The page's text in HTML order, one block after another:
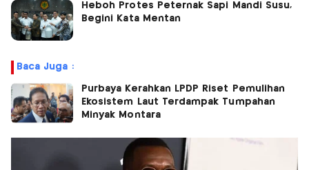
Heboh Protes Peternak Sapi Mandi Susu,
Begini Kata Mentan
Baca Juga :
Purbaya Kerahkan LPDP Riset Pemulihan
Ekosistem Laut Terdampak Tumpahan
Minyak Montara